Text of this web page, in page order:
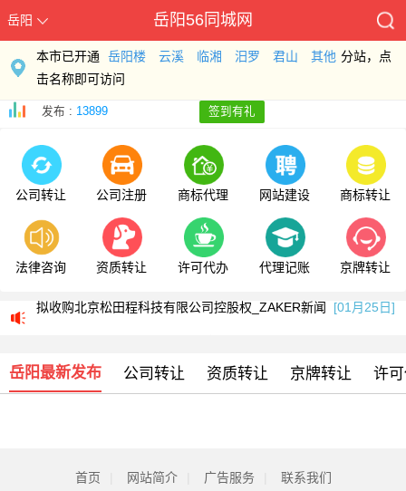
岳阳 岳阳56同城网
本市已开通 岳阳楼 云溪 临湘 汨罗 君山 其他 分站，点
击名称即可访问
发布 : 13899 签到有礼
公司转让 公司注册 商标代理 网站建设 商标转让
法律咨询 资质转让 许可代办 代理记账 京牌转让
拟收购北京松田程科技有限公司控股权_ZAKER新闻 [01月25日]
浙江伟星新型建材股份有限公司关于收购北京松田程科技有限公司控股权的公告
岳阳最新发布 公司转让 资质转让 京牌转让 许
首页 网站简介 广告服务 联系我们